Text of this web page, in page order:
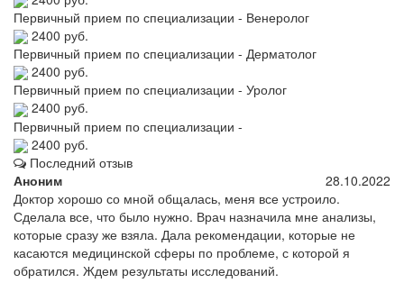
Первичный прием по специализации - Венеролог
2400 руб.
Первичный прием по специализации - Дерматолог
2400 руб.
Первичный прием по специализации - Уролог
2400 руб.
Первичный прием по специализации -
2400 руб.
Последний отзыв
Аноним
28.10.2022
Доктор хорошо со мной общалась, меня все устроило.
Сделала все, что было нужно. Врач назначила мне анализы,
которые сразу же взяла. Дала рекомендации, которые не
касаются медицинской сферы по проблеме, с которой я
обратился. Ждем результаты исследований.